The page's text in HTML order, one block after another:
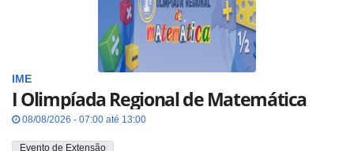
IME
I Olimpíada Regional de Matemática
08/08/2026 - 07:00 até 13:00
Evento de Extensão